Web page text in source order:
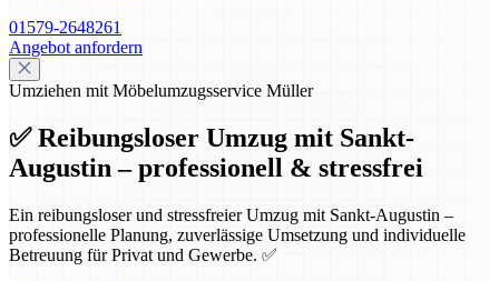
01579-2648261
Angebot anfordern
Umziehen mit Möbelumzugsservice Müller
✅ Reibungsloser Umzug mit Sankt-
Augustin – professionell & stressfrei
Ein reibungsloser und stressfreier Umzug mit Sankt-Augustin –
professionelle Planung, zuverlässige Umsetzung und individuelle
Betreuung für Privat und Gewerbe. ✅